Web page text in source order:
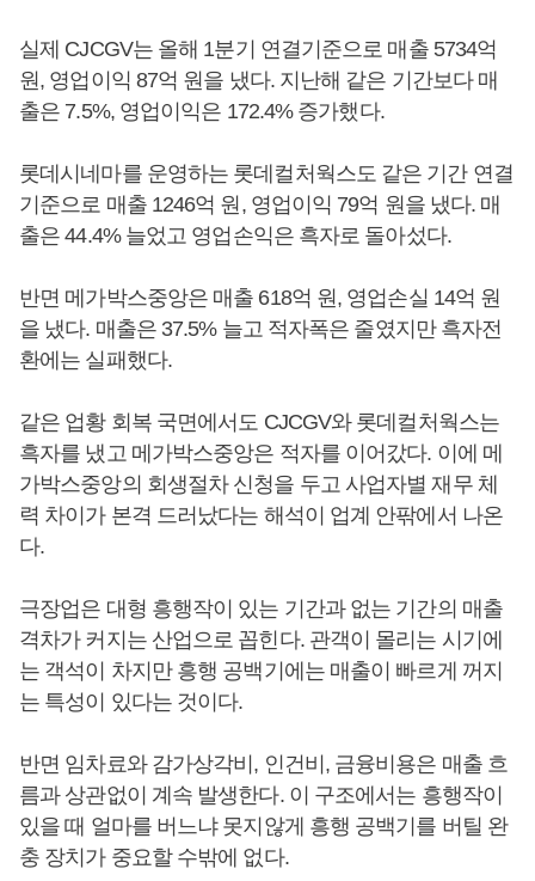
실제 CJCGV는 올해 1분기 연결기준으로 매출 5734억
원, 영업이익 87억 원을 냈다. 지난해 같은 기간보다 매
출은 7.5%, 영업이익은 172.4% 증가했다.
롯데시네마를 운영하는 롯데컬처웍스도 같은 기간 연결
기준으로 매출 1246억 원, 영업이익 79억 원을 냈다. 매
출은 44.4% 늘었고 영업손익은 흑자로 돌아섰다.
반면 메가박스중앙은 매출 618억 원, 영업손실 14억 원
을 냈다. 매출은 37.5% 늘고 적자폭은 줄였지만 흑자전
환에는 실패했다.
같은 업황 회복 국면에서도 CJCGV와 롯데컬처웍스는
흑자를 냈고 메가박스중앙은 적자를 이어갔다. 이에 메
가박스중앙의 회생절차 신청을 두고 사업자별 재무 체
력 차이가 본격 드러났다는 해석이 업계 안팎에서 나온
다.
극장업은 대형 흥행작이 있는 기간과 없는 기간의 매출
격차가 커지는 산업으로 꼽힌다. 관객이 몰리는 시기에
는 객석이 차지만 흥행 공백기에는 매출이 빠르게 꺼지
는 특성이 있다는 것이다.
반면 임차료와 감가상각비, 인건비, 금융비용은 매출 흐
름과 상관없이 계속 발생한다. 이 구조에서는 흥행작이
있을 때 얼마를 버느냐 못지않게 흥행 공백기를 버틸 완
충 장치가 중요할 수밖에 없다.